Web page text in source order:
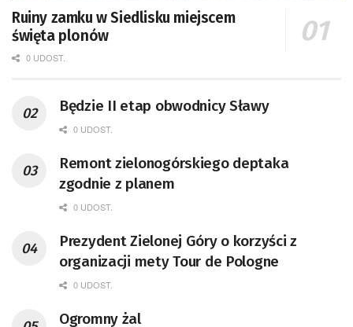
Ruiny zamku w Siedlisku miejscem
święta plonów
0 UDOST.
Będzie II etap obwodnicy Sławy
0 UDOST.
Remont zielonogórskiego deptaka
zgodnie z planem
0 UDOST.
Prezydent Zielonej Góry o korzyści z
organizacji mety Tour de Pologne
0 UDOST.
Ogromny żal